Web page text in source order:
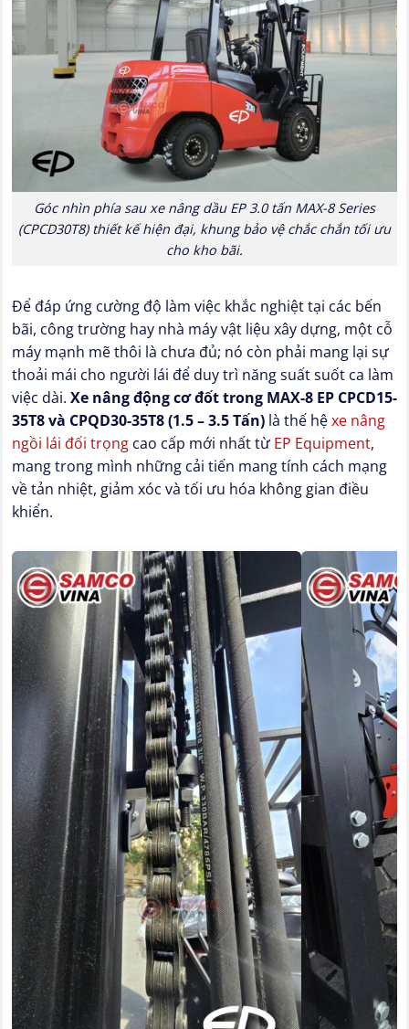
Góc nhìn phía sau xe nâng dầu EP 3.0 tấn MAX-8 Series
(CPCD30T8) thiết kế hiện đại, khung bảo vệ chắc chắn tối ưu
cho kho bãi.
Để đáp ứng cường độ làm việc khắc nghiệt tại các bến
bãi, công trường hay nhà máy vật liệu xây dựng, một cỗ
máy mạnh mẽ thôi là chưa đủ; nó còn phải mang lại sự
thoải mái cho người lái để duy trì năng suất suốt ca làm
việc dài. Xe nâng động cơ đốt trong MAX-8 EP CPCD15-
35T8 và CPQD30-35T8 (1.5 – 3.5 Tấn) là thế hệxe nâng
ngồi lái đối trọng cao cấp mới nhất từ EP Equipment,
mang trong mình những cải tiến mang tính cách mạng
về tản nhiệt, giảm xóc và tối ưu hóa không gian điều
khiển.